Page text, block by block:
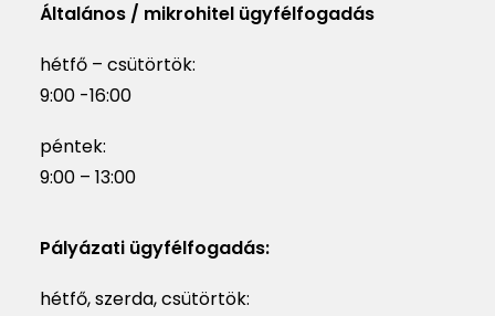
Általános / mikrohitel ügyfélfogadás
hétfő – csütörtök:
9:00 -16:00
péntek:
9:00 – 13:00
Pályázati ügyfélfogadás:
hétfő, szerda, csütörtök: